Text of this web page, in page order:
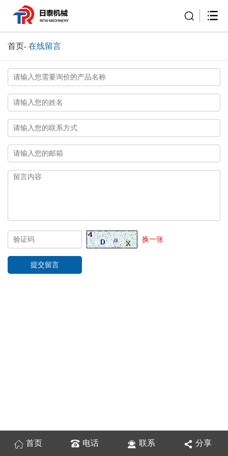
首页- 在线留言
换一张
首页 电话 联系 分享